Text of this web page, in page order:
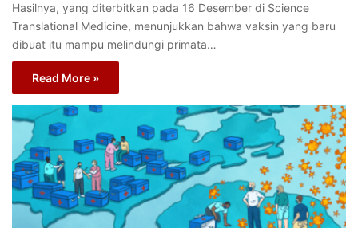
Hasilnya, yang diterbitkan pada 16 Desember di Science
Translational Medicine, menunjukkan bahwa vaksin yang baru
dibuat itu mampu melindungi primata…
Read More »